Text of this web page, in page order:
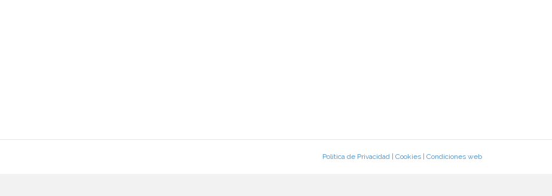
Política de Privacidad| Cookies| Condiciones web